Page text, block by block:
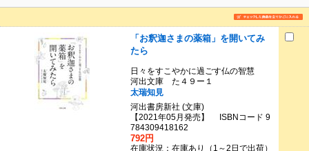
「お釈迦さまの薬箱」を開いてみ
たら
日々をすこやかに過ごす仏の智慧
河出文庫 た４９ー１
太瑞知見
河出書房新社 (文庫)
【2021年05月発売】 ISBNコード 9
784309418162
792円
在庫状況：在庫あり（1～2日で出荷）